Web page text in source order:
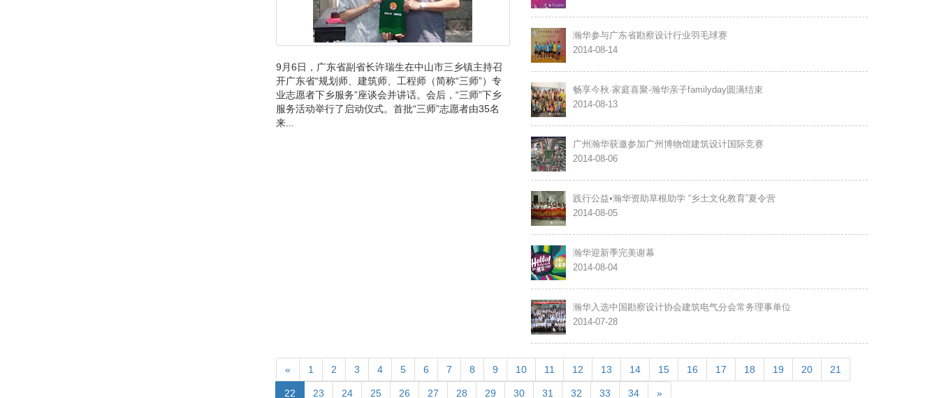
9月6日，广东省副省长许瑞生在中山市三乡镇主持召
开广东省“规划师、建筑师、工程师（简称“三师”）专
业志愿者下乡服务”座谈会并讲话。会后，“三师”下乡
服务活动举行了启动仪式。首批“三师”志愿者由35名
来...
瀚华参与广东省勘察设计行业羽毛球赛
2014-08-14
畅享今秋·家庭喜聚-瀚华亲子familyday圆满结束
2014-08-13
广州瀚华获邀参加广州博物馆建筑设计国际竞赛
2014-08-06
践行公益•瀚华资助草根助学 “乡土文化教育”夏令营
2014-08-05
瀚华迎新季完美谢幕
2014-08-04
瀚华入选中国勘察设计协会建筑电气分会常务理事单位
2014-07-28
« 1 2 3 4 5 6 7 8 9 10 11 12 13 14 15 16 17 18 19 20 21
22(current)
23 24 25 26 27 28 29 30 31 32 33 34 »